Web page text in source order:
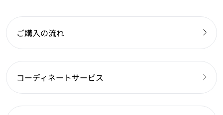
ご購入の流れ
コーディネートサービス